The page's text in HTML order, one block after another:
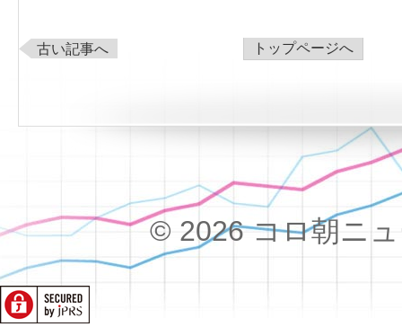
古い記事へ トップページへ
© 2026 コロ朝ニ